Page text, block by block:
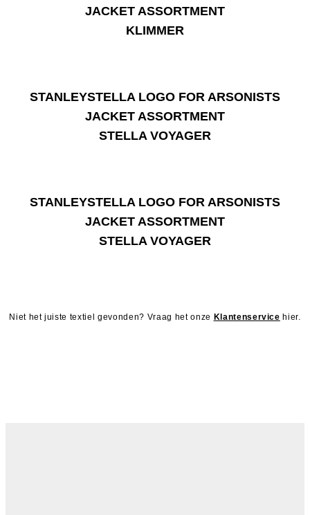
KLIMMER
STELLA VOYAGER
STELLA VOYAGER
Niet het juiste textiel gevonden? Vraag het onze Klantenservice hier.